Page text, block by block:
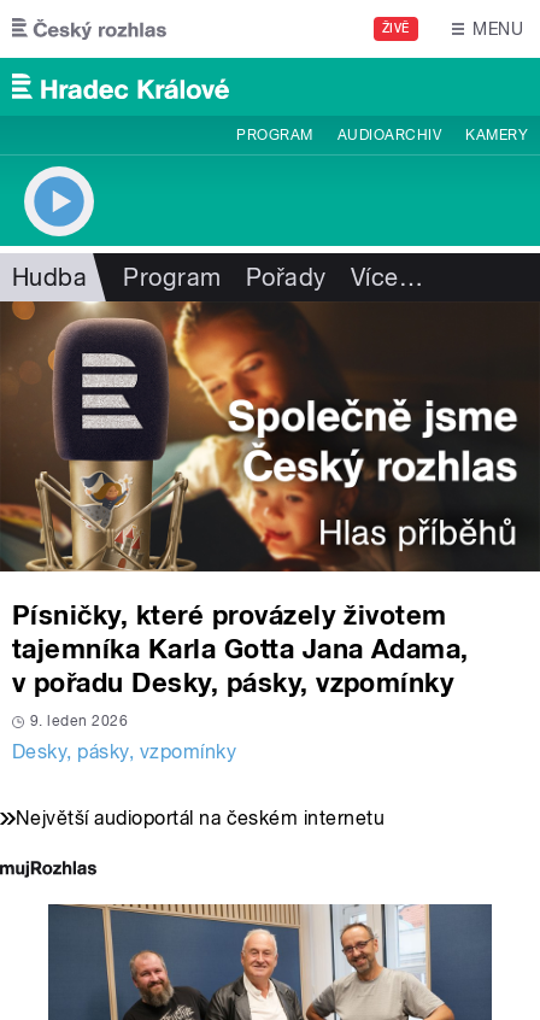
Přejít k hlavnímu obsahu
ŽIVĚ MENU
PROGRAM AUDIOARCHIV KAMERY
Hudba Program Pořady Více…
Písničky, které provázely životem
tajemníka Karla Gotta Jana Adama,
v pořadu Desky, pásky, vzpomínky
9. leden 2026
Desky, pásky, vzpomínky
Největší audioportál na českém internetu